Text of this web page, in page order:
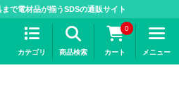
で電材品が揃うSDSの通販サイト
カテゴリ 商品検索
0
カート メニュー